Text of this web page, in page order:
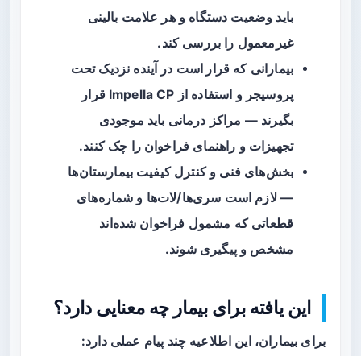
باید وضعیت دستگاه و هر علامت بالینی
غیرمعمول را بررسی کند.
بیمارانی که قرار است در آینده نزدیک تحت
پروسیجر و استفاده از Impella CP قرار
بگیرند — مراکز درمانی باید موجودی
تجهیزات و راهنمای فراخوان را چک کنند.
بخش‌های فنی و کنترل کیفیت بیمارستان‌ها
— لازم است سری‌ها/لات‌ها و شماره‌های
قطعاتی که مشمول فراخوان شده‌اند
مشخص و پیگیری شوند.
این یافته برای بیمار چه معنایی دارد؟
برای بیماران، این اطلاعیه چند پیام عملی دارد: